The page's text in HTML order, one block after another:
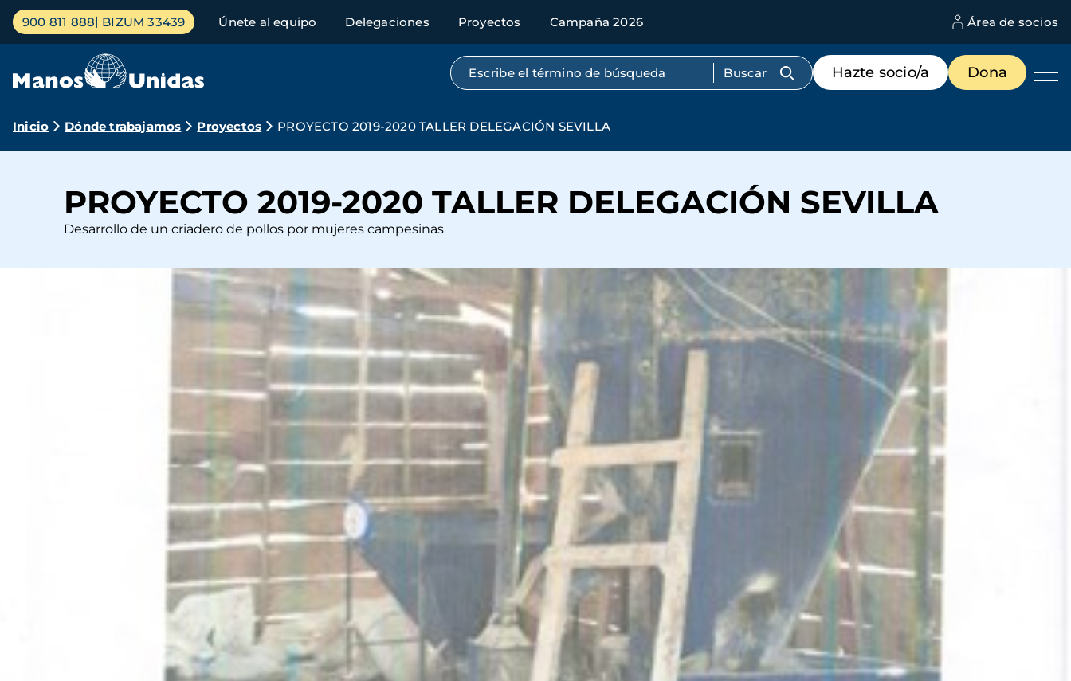
Pasar
contenido
Menú
principal
900 811 888 BIZUM 33439 Únete al equipo Delegaciones Proyectos Campaña 2026 Área de socios
Búsqueda por texto completo
Menú
de
destacados
Hazte socio/a Dona
Ruta
navegación
Inicio Dónde trabajamos Proyectos PROYECTO 2019-2020 TALLER DELEGACIÓN SEVILLA
PROYECTO 2019-2020 TALLER DELEGACIÓN SEVILLA
Desarrollo de un criadero de pollos por mujeres campesinas